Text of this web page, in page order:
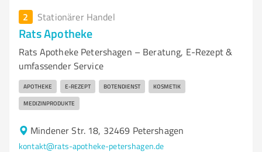
2 Stationärer Handel
Rats Apotheke
Rats Apotheke Petershagen – Beratung, E-Rezept &
umfassender Service
APOTHEKE E-REZEPT BOTENDIENST KOSMETIK
MEDIZINPRODUKTE
Mindener Str. 18, 32469 Petershagen
kontakt@rats-apotheke-petershagen.de